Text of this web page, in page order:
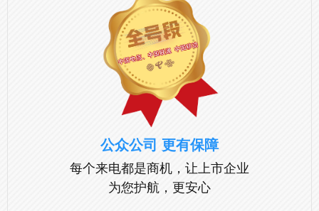
公众公司 更有保障
每个来电都是商机，让上市企业
为您护航，更安心